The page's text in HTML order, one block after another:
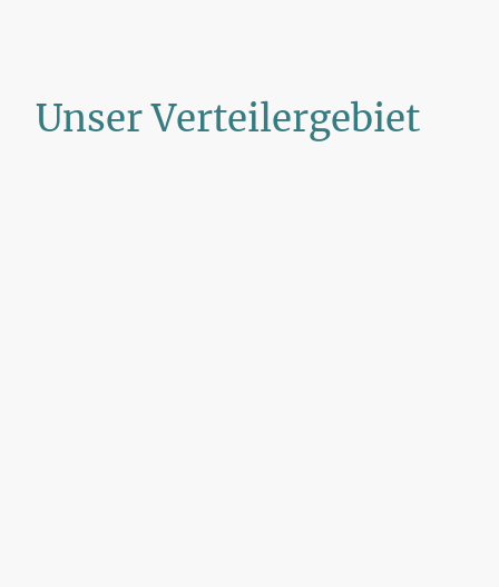
Unser Verteilergebiet